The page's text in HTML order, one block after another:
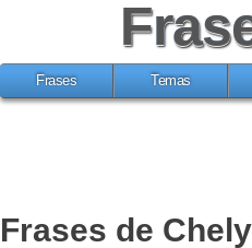
Frases Temas
Frases de